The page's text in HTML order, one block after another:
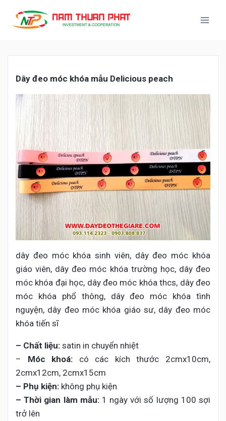
Dây đeo móc khóa mẫu Delicious peach
dây đeo móc khóa sinh viên, dây đeo móc khóa
giáo viên, dây đeo móc khóa trường học, dây đeo
móc khóa đại học, dây đeo móc khóa thcs, dây đeo
móc khóa phổ thông, dây đeo móc khóa tình
nguyện, dây đeo móc khóa giáo sư, dây đeo móc
khóa tiến sĩ
– Chất liệu: satin in chuyển nhiệt
– Móc khoá: có các kích thước 2cmx10cm,
2cmx12cm, 2cmx15cm
– Phụ kiện: không phụ kiện
– Thời gian làm mẫu:1 ngày với số lượng 100 sợi
trở lên